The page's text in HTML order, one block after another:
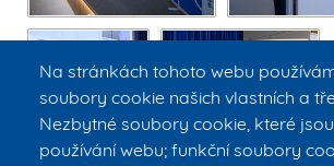
Na stránkách tohoto webu
soubory cookie našich vlastních a
Nezbytné soubory cookie, které
používání webu; funkční soubory